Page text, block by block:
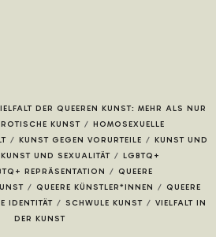
KÜNSTLER*INNEN
DER QUEEREN KUNST: MEHR ALS NUR
KUNST / HOMOSEXUELLE
/ KUNST GEGEN VORURTEILE / KUNST UND
KUNST UND SEXUALITÄT / LGBTQ+
REPRÄSENTATION / QUEERE
/ QUEERE KÜNSTLER*INNEN / QUEERE
IDENTITÄT / SCHWULE KUNST / VIELFALT IN
DER KUNST